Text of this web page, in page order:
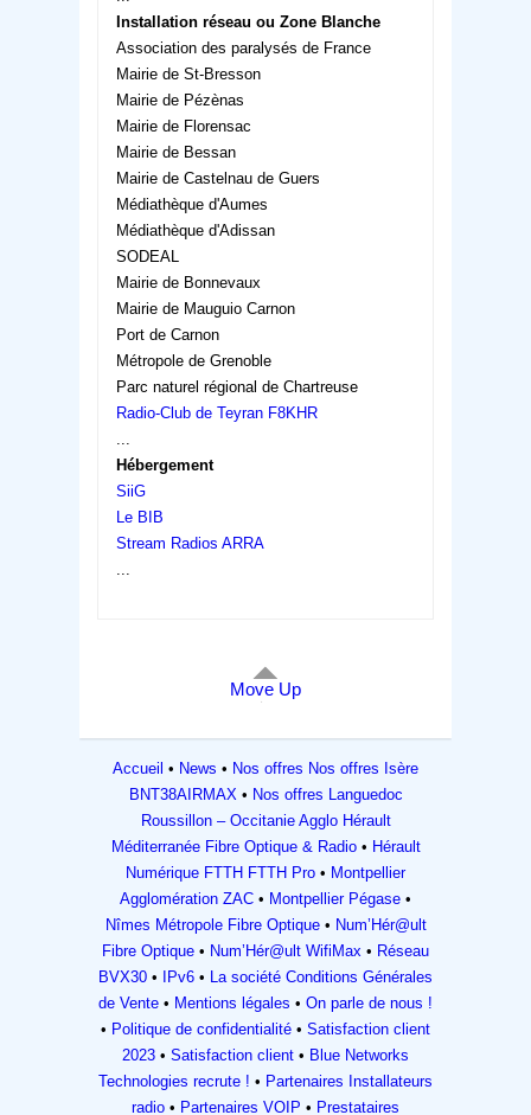
Installation réseau ou Zone Blanche
Association des paralysés de France
Mairie de St-Bresson
Mairie de Pézènas
Mairie de Florensac
Mairie de Bessan
Mairie de Castelnau de Guers
Médiathèque d'Aumes
Médiathèque d'Adissan
SODEAL
Mairie de Bonnevaux
Mairie de Mauguio Carnon
Port de Carnon
Métropole de Grenoble
Parc naturel régional de Chartreuse
Radio-Club de Teyran F8KHR
Hébergement
SiiG
Le BIB
Stream Radios ARRA
Move Up
Accueil News Nos offres Nos offres Isère
BNT38AIRMAX
Nos offres Languedoc
Roussillon – Occitanie Agglo Hérault
Méditerranée Fibre Optique & Radio
Hérault
Numérique FTTH FTTH Pro
Montpellier
Agglomération ZAC
Montpellier Pégase
Nîmes Métropole Fibre Optique
Num’Hér@ult
Fibre Optique
Num’Hér@ult WifiMax
Réseau
BVX30
IPv6 La société Conditions Générales
de Vente
Mentions légales
On parle de nous !
Politique de confidentialité
Satisfaction client
2023
Satisfaction client
Blue Networks
Technologies recrute !
Partenaires Installateurs
radio
Partenaires VOIP Prestataires